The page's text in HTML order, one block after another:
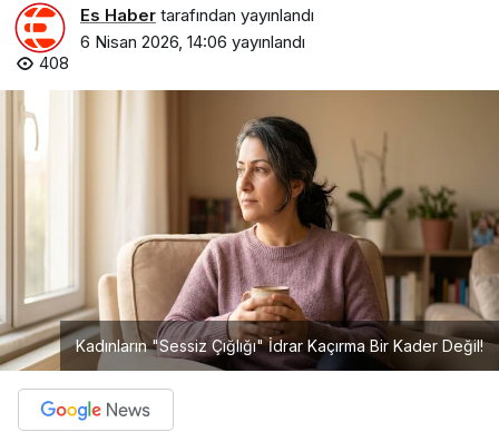
Es Haber tarafından yayınlandı
6 Nisan 2026, 14:06 yayınlandı
408
Kadınların "Sessiz Çığlığı" İdrar Kaçırma Bir Kader Değil!